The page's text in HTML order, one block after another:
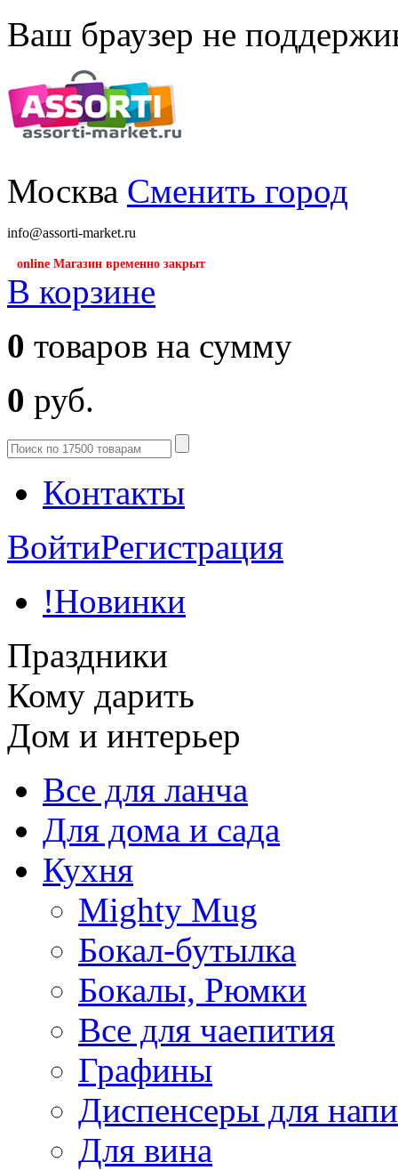
Ваш браузер не
Москва Сменить город
info@assorti-market.ru
online Магазин временно закрыт
В корзине
0 товаров на сумму
0 руб.
Контакты
ВойтиРегистрация
!Новинки
Праздники
Кому дарить
Дом и интерьер
Все для ланча
Для дома и сада
Кухня
Mighty Mug
Бокал-бутылка
Бокалы, Рюмки
Все для чаепития
Графины
Диспенсеры для
Для вина